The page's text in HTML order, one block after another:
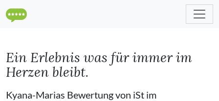
Ein Erlebnis was für immer im
Herzen bleibt.
Kyana-Marias Bewertung von iSt im